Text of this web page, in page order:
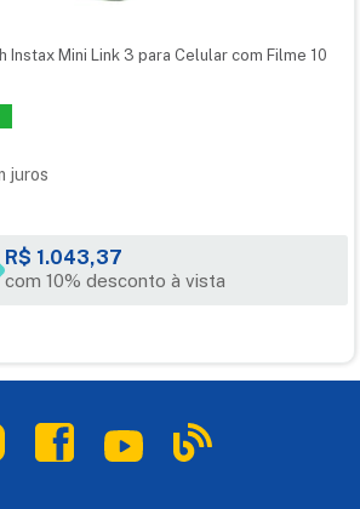
x 6,2 cm
cm 210g
Instax Mini Link 3 para Celular com Filme 10
juros
R$ 1.043,37
com 10% desconto à vista